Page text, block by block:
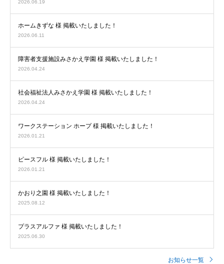
2026.06.19
ホームきずな 様 掲載いたしました！
2026.06.11
障害者支援施設みさかえ学園 様 掲載いたしました！
2026.04.24
社会福祉法人みさかえ学園 様 掲載いたしました！
2026.04.24
ワークステーション ホープ 様 掲載いたしました！
2026.01.21
ピースフル 様 掲載いたしました！
2026.01.21
かおり之園 様 掲載いたしました！
2025.08.12
プラスアルファ 様 掲載いたしました！
2025.06.30
お知らせ一覧